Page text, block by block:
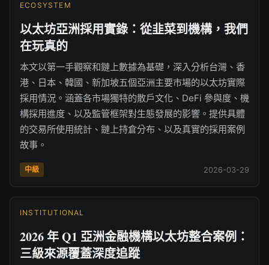
ECOSYSTEM
以太坊亞洲採用實錄：從韭菜到機構，我們
在玩真的
本文以第一手觀察和鏈上數據為基礎，深入分析台灣、香
港、日本、韓國、新加坡五個亞洲主要市場的以太坊實際
採用情況。涵蓋各市場獨特的散戶文化、DeFi 參與度、機
構採用進度、以及監管框架對生態發展的影響。提供具體
的交易所使用統計、鏈上持倉分布、以及真實的採用案例
故事。
中級 2026-03-29
INSTITUTIONAL
2026 年 Q1 亞洲金融機構以太坊整合案例：
三級來源覆蓋深度追蹤